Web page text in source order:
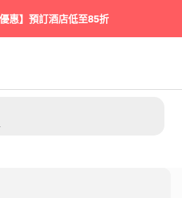
惠】預訂酒店低至85折